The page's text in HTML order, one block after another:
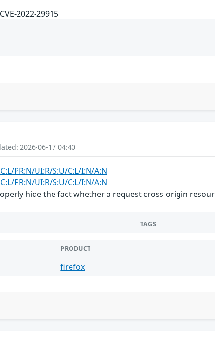
2022-29915
2026-06-17 04:40
PR:N/UI:R/S:U/C:L/I:N/A:N
PR:N/UI:R/S:U/C:L/I:N/A:N
hide the fact whether a request cross-origin
TAGS
PRODUCT
firefox